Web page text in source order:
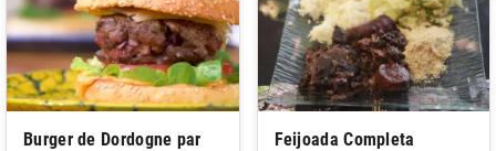
Burger de Dordogne par
Feijoada Completa